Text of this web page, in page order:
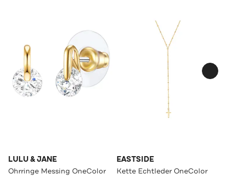
LULU & JANE
Ohrringe Messing OneColor
EASTSIDE
Kette Echtleder OneColor